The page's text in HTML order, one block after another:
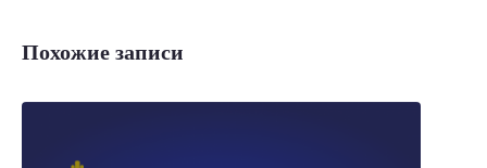
Похожие записи